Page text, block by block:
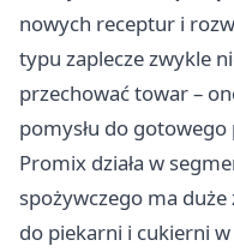
nowych receptur i
typu zaplecze zwykle
przechować towar –
pomysłu do
Promix działa w
spożywczego ma
do piekarni i cukierni